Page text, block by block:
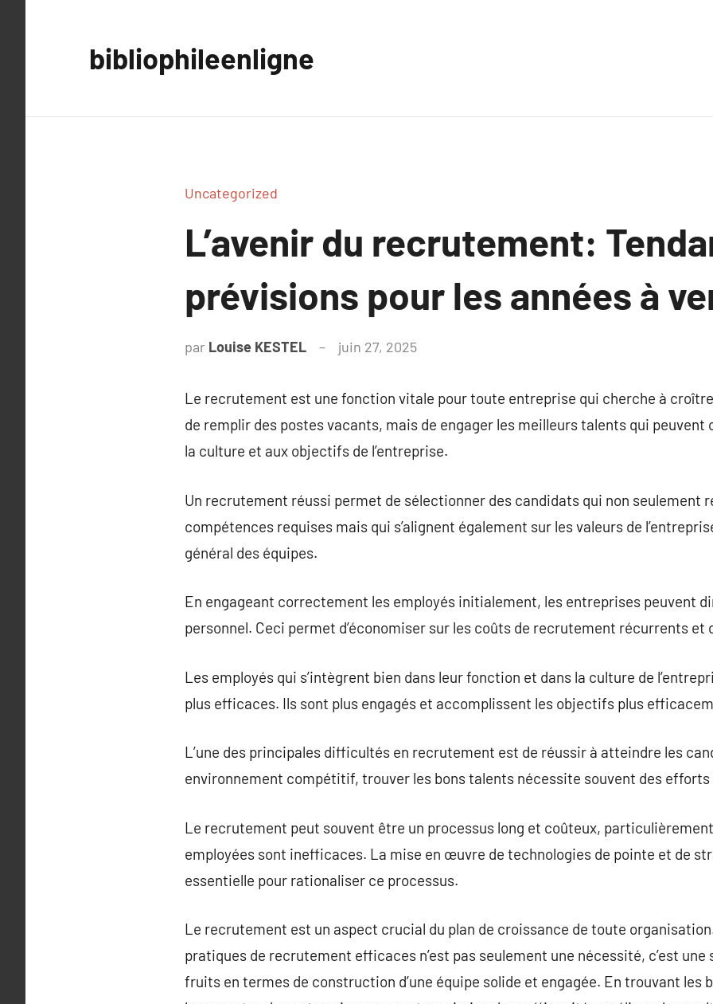
bibliophileenligne
Uncategorized
L’avenir du recrutement:
prévisions pour les années à
par Louise KESTEL juin 27, 2025
Le recrutement est une fonction vitale pour toute entreprise qui cherche à
de remplir des postes vacants, mais de engager les meilleurs talents qui
la culture et aux objectifs de l’entreprise.
Un recrutement réussi permet de sélectionner des candidats qui non seulement
compétences requises mais qui s’alignent également sur les valeurs de
général des équipes.
En engageant correctement les employés initialement, les entreprises peuvent
personnel. Ceci permet d’économiser sur les coûts de recrutement récurrents et
Les employés qui s’intègrent bien dans leur fonction et dans la culture de
plus efficaces. Ils sont plus engagés et accomplissent les objectifs plus
L’une des principales difficultés en recrutement est de réussir à atteindre les
environnement compétitif, trouver les bons talents nécessite souvent des efforts
Le recrutement peut souvent être un processus long et coûteux,
employées sont inefficaces. La mise en œuvre de technologies de pointe et de
essentielle pour rationaliser ce processus.
Le recrutement est un aspect crucial du plan de croissance de toute
pratiques de recrutement efficaces n’est pas seulement une nécessité, c’est
fruits en termes de construction d’une équipe solide et engagée. En trouvant les